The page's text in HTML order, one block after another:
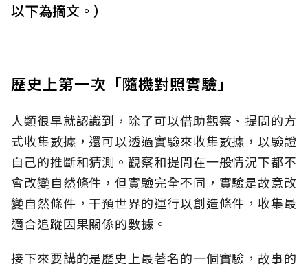
以下為摘文。）
歷史上第一次「隨機對照實驗」
人類很早就認識到，除了可以借助觀察、提問的方
式收集數據，還可以透過實驗來收集數據，以驗證
自己的推斷和猜測。觀察和提問在一般情況下都不
會改變自然條件，但實驗完全不同，實驗是故意改
變自然條件，干預世界的運行以創造條件，收集最
適合追蹤因果關係的數據。
接下來要講的是歷史上最著名的一個實驗，故事的